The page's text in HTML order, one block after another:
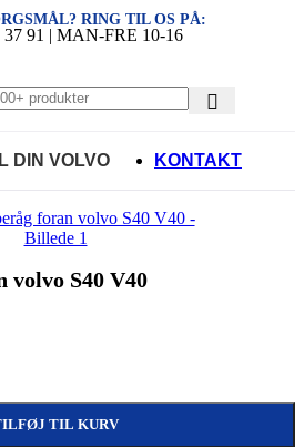
RING TIL OS PÅ:
37 91 | MAN-FRE 10-16
DIN VOLVO KONTAKT
volvo S40 V40
V40 antal
TIL KURV